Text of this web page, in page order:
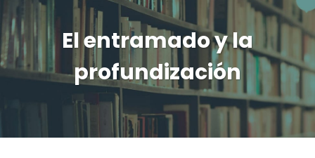
SERVICIOS
CARTAS EXPRESIVAS ES
FOCUSING
El entramado y la
profundización